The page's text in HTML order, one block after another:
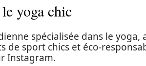
yoga chic
spécialisée dans le yoga,
de sport chics et éco-
Instagram.